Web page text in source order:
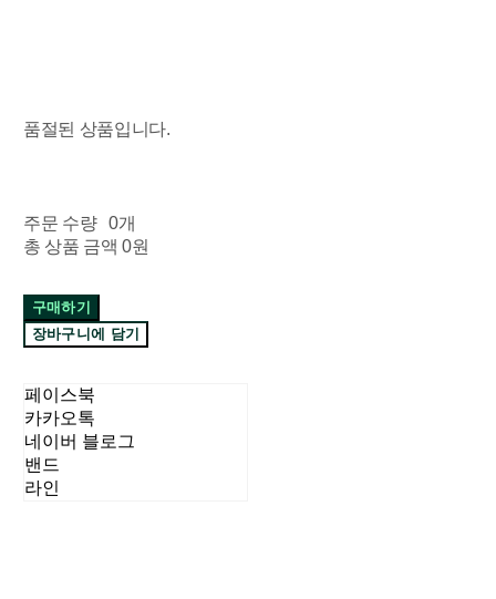
품절된 상품입니다.
주문 수량
0개
총 상품 금액 0원
구매하기
장바구니에 담기
페이스북
카카오톡
네이버 블로그
밴드
라인